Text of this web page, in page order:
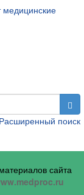
медицинские
Расширенный поиск
сайта